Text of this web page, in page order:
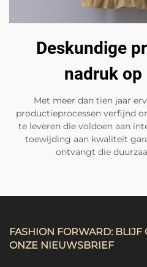
Deskundige
nadruk
Met meer dan tien jaar
productieprocessen verfijnd
te leveren die voldoen aan
toewijding aan kwaliteit
ontvangt die
FASHION FORWARD: BLIJF
ONZE NIEUWSBRIEF